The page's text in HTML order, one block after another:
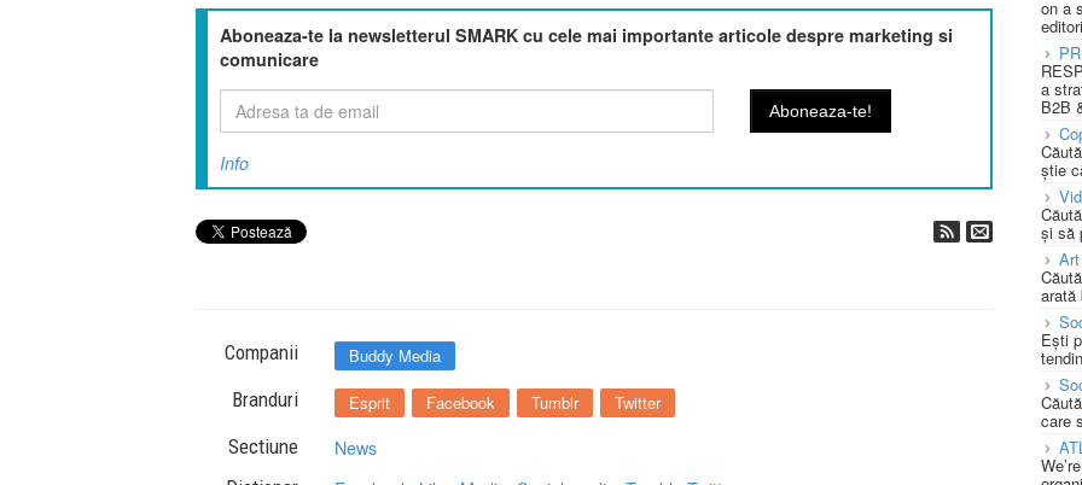
Aboneaza-te la newsletterul SMARK cu cele mai importante articole despre marketing si
comunicare
Info
Companii Buddy Media
Branduri Esprit Facebook Tumblr Twitter
Sectiune News
on a
a
B2B
știe
și să
Ești
care